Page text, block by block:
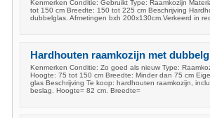
Kenmerken Conditie: Gebruikt Type: Raamkozijn
tot 150 cm Breedte: 150 tot 225 cm Beschrijving
dubbelglas. Afmetingen bxh 200x130cm.Verkeerd in
Hardhouten raamkozijn met
Kenmerken Conditie: Zo goed als nieuw Type:
Hoogte: 75 tot 150 cm Breedte: Minder dan 75 cm
glas Beschrijving Te koop: hardhouten raamkozijn,
beslag. Hoogte= 82 cm. Breedte=